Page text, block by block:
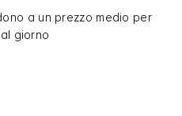
a un prezzo medio per
giorno